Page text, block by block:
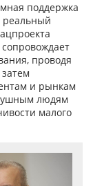
поддержка
реальный
проводя
и рынкам
людям
малого